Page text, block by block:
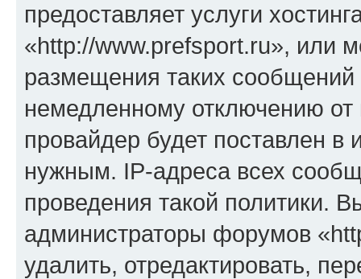
предоставляет услуги
«http://www.prefsport.ru», или
размещения таких
немедленному отключению
провайдер будет поставлен в
нужным. IP-адреса всех
проведения такой политики.
администраторы форумов
удалить, отредактировать,